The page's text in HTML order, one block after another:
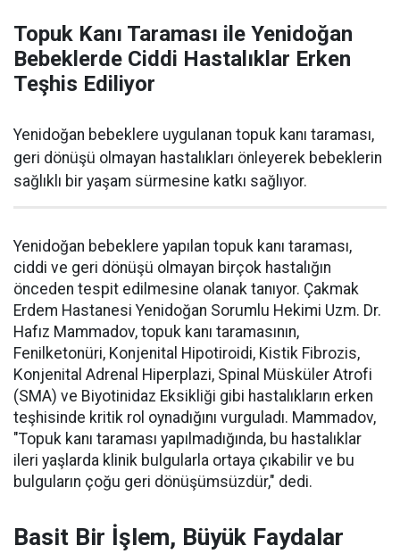
Topuk Kanı Taraması ile Yenidoğan
Bebeklerde Ciddi Hastalıklar Erken
Teşhis Ediliyor
Yenidoğan bebeklere uygulanan topuk kanı taraması,
geri dönüşü olmayan hastalıkları önleyerek bebeklerin
sağlıklı bir yaşam sürmesine katkı sağlıyor.
Yenidoğan bebeklere yapılan topuk kanı taraması,
ciddi ve geri dönüşü olmayan birçok hastalığın
önceden tespit edilmesine olanak tanıyor. Çakmak
Erdem Hastanesi Yenidoğan Sorumlu Hekimi Uzm. Dr.
Hafız Mammadov, topuk kanı taramasının,
Fenilketonüri, Konjenital Hipotiroidi, Kistik Fibrozis,
Konjenital Adrenal Hiperplazi, Spinal Müsküler Atrofi
(SMA) ve Biyotinidaz Eksikliği gibi hastalıkların erken
teşhisinde kritik rol oynadığını vurguladı. Mammadov,
"Topuk kanı taraması yapılmadığında, bu hastalıklar
ileri yaşlarda klinik bulgularla ortaya çıkabilir ve bu
bulguların çoğu geri dönüşümsüzdür," dedi.
Basit Bir İşlem, Büyük Faydalar